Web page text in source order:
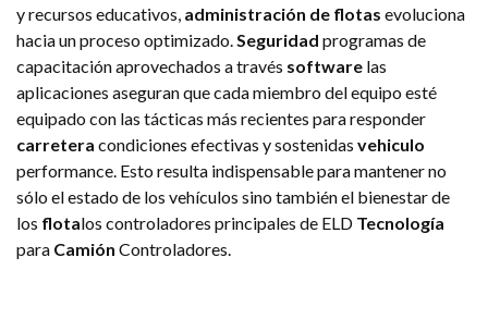
y recursos educativos, administración de flotas evoluciona
hacia un proceso optimizado.Seguridad programas de
capacitación aprovechados a través software las
aplicaciones aseguran que cada miembro del equipo esté
equipado con las tácticas más recientes para responder
carretera condiciones efectivas y sostenidas vehiculo
performance. Esto resulta indispensable para mantener no
sólo el estado de los vehículos sino también el bienestar de
los flotalos controladores principales de ELD Tecnología
para Camión Controladores.